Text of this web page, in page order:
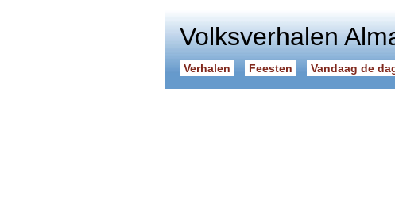
Volksverhalen
Verhalen Feesten Vandaag de